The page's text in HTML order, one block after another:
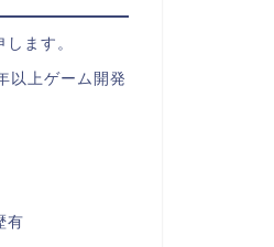
ます。
以上ゲーム開発
有